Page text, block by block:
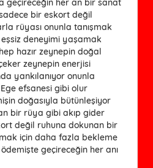
geçireceğin her an bir sanat
bir eskort değil
rüyası onunla tanışmak
deneyimi yaşamak
hazır zeynepin doğal
zeynepin enerjisi
yankılanıyor onunla
efsanesi gibi olur
doğasıyla bütünleşiyor
bir rüya gibi akıp gider
değil ruhuna dokunan bir
için daha fazla bekleme
geçireceğin her anı